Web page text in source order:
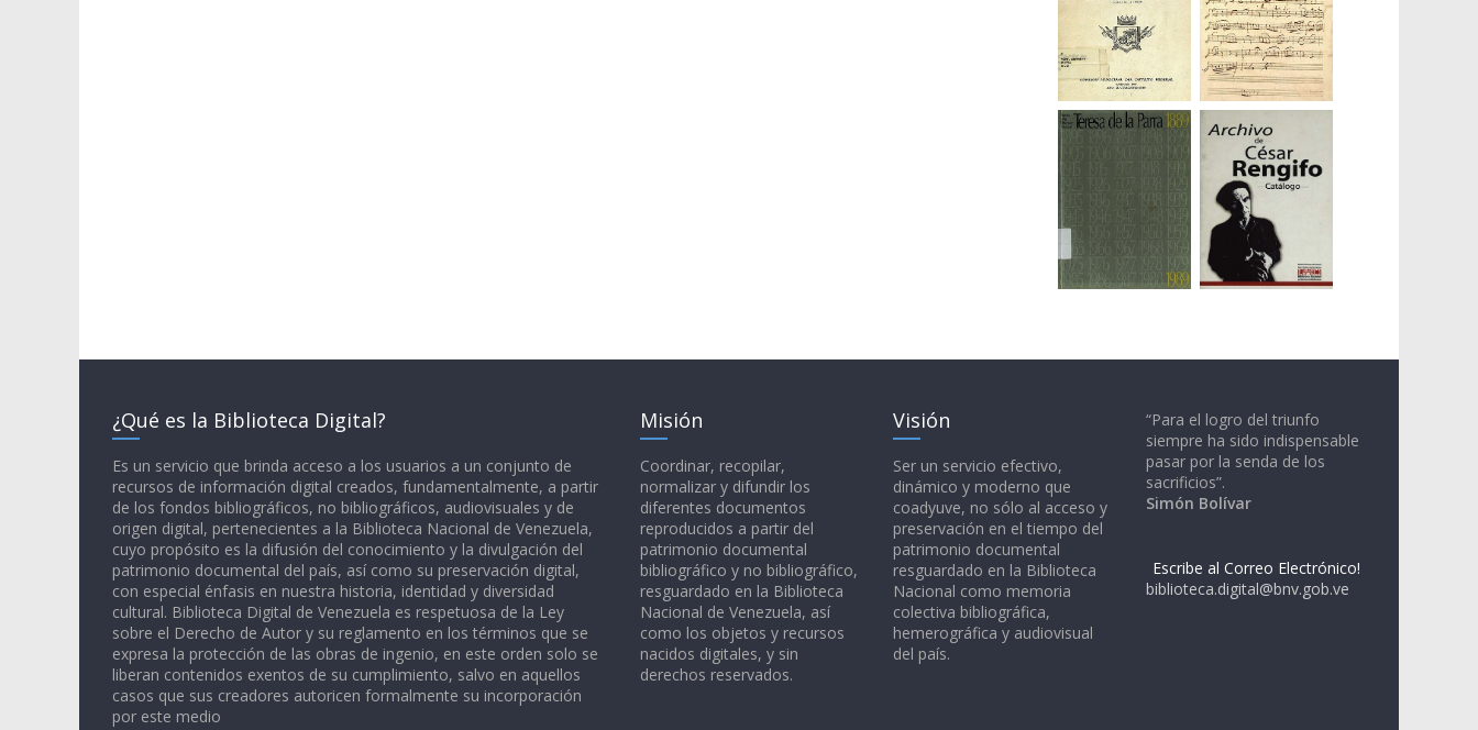
¿Qué es la Biblioteca Digital?
Es un servicio que brinda acceso a los usuarios a un conjunto de
recursos de información digital creados, fundamentalmente, a partir
de los fondos bibliográficos, no bibliográficos, audiovisuales y de
origen digital, pertenecientes a la Biblioteca Nacional de Venezuela,
cuyo propósito es la difusión del conocimiento y la divulgación del
patrimonio documental del país, así como su preservación digital,
con especial énfasis en nuestra historia, identidad y diversidad
cultural. Biblioteca Digital de Venezuela es respetuosa de la Ley
sobre el Derecho de Autor y su reglamento en los términos que se
expresa la protección de las obras de ingenio, en este orden solo se
liberan contenidos exentos de su cumplimiento, salvo en aquellos
casos que sus creadores autoricen formalmente su incorporación
por este medio
Misión
Coordinar, recopilar,
normalizar y difundir los
diferentes documentos
reproducidos a partir del
patrimonio documental
bibliográfico y no bibliográfico,
resguardado en la Biblioteca
Nacional de Venezuela, así
como los objetos y recursos
nacidos digitales, y sin
derechos reservados.
Visión
Ser un servicio efectivo,
dinámico y moderno que
coadyuve, no sólo al acceso y
preservación en el tiempo del
patrimonio documental
resguardado en la Biblioteca
Nacional como memoria
colectiva bibliográfica,
hemerográfica y audiovisual
del país.
“Para el logro del triunfo
siempre ha sido indispensable
pasar por la senda de los
sacrificios”.
Simón Bolívar
Escribe al Correo Electrónico!
biblioteca.digital@bnv.gob.ve